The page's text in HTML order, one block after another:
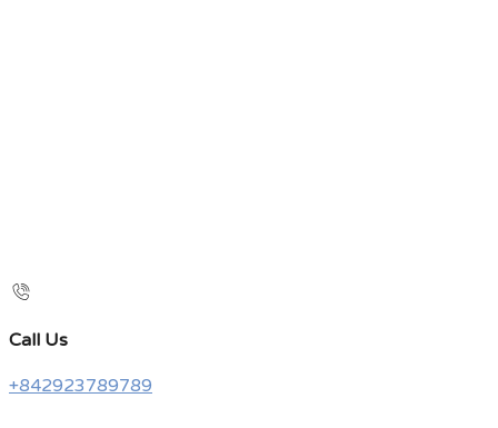
Call Us
+842923789789